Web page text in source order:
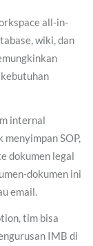
all-in-
wiki, dan
internal
SOP,
dokumen legal
dokumen ini
email.
tim bisa
IMB di